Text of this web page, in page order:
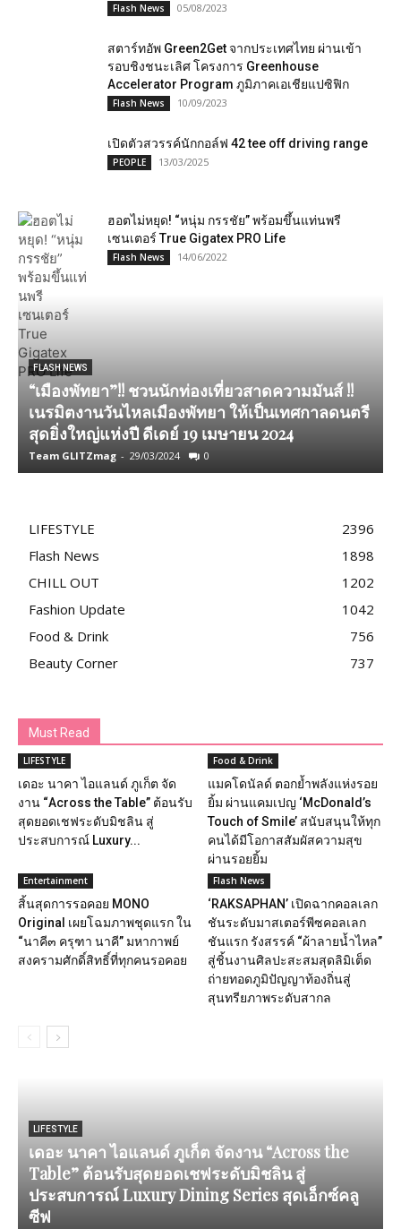
Flash News 05/08/2023
สตาร์ทอัพ Green2Get จากประเทศไทย ผ่านเข้า
รอบชิงชนะเลิศ โครงการ Greenhouse
Accelerator Program ภูมิภาคเอเชียแปซิฟิก
Flash News 10/09/2023
เปิดตัวสวรรค์นักกอล์ฟ 42 tee off driving range
PEOPLE 13/03/2025
ฮอตไม่หยุด! “หนุ่ม กรรชัย” พร้อมขึ้นแท่นพรี
เซนเตอร์ True Gigatex PRO Life
Flash News 14/06/2022
FLASH NEWS
“เมืองพัทยา”!! ชวนนักท่องเที่ยวสาดความมันส์ !!
เนรมิตงานวันไหลเมืองพัทยา ให้เป็นเทศกาลดนตรี
สุดยิ่งใหญ่แห่งปี ดีเดย์ 19 เมษายน 2024
Team GLITZmag - 29/03/2024 0
LIFESTYLE
2396
Flash News
1898
CHILL OUT
1202
Fashion Update
1042
Food & Drink
756
Beauty Corner
737
Must Read
LIFESTYLE
เดอะ นาคา ไอแลนด์ ภูเก็ต จัด
งาน “Across the Table” ต้อนรับ
สุดยอดเชฟระดับมิชลิน สู่
ประสบการณ์ Luxury...
Food & Drink
แมคโดนัลด์ ตอกย้ำพลังแห่งรอย
ยิ้ม ผ่านแคมเปญ ‘McDonald’s
Touch of Smile’ สนับสนุนให้ทุก
คนได้มีโอกาสสัมผัสความสุข
ผ่านรอยยิ้ม
Entertainment
สิ้นสุดการรอคอย MONO
Original เผยโฉมภาพชุดแรก ใน
“นาคี๓ ครุฑา นาคี” มหากาพย์
สงครามศักดิ์สิทธิ์ที่ทุกคนรอคอย
Flash News
‘RAKSAPHAN’ เปิดฉากคอลเลก
ชันระดับมาสเตอร์พีซคอลเลก
ชันแรก รังสรรค์ “ผ้าลายน้ำไหล”
สู่ชิ้นงานศิลปะสะสมสุดลิมิเต็ด
ถ่ายทอดภูมิปัญญาท้องถิ่นสู่
สุนทรียภาพระดับสากล
LIFESTYLE
เดอะ นาคา ไอแลนด์ ภูเก็ต จัดงาน “Across the
Table” ต้อนรับสุดยอดเชฟระดับมิชลิน สู่
ประสบการณ์ Luxury Dining Series สุดเอ็กซ์คลู
ซีฟ